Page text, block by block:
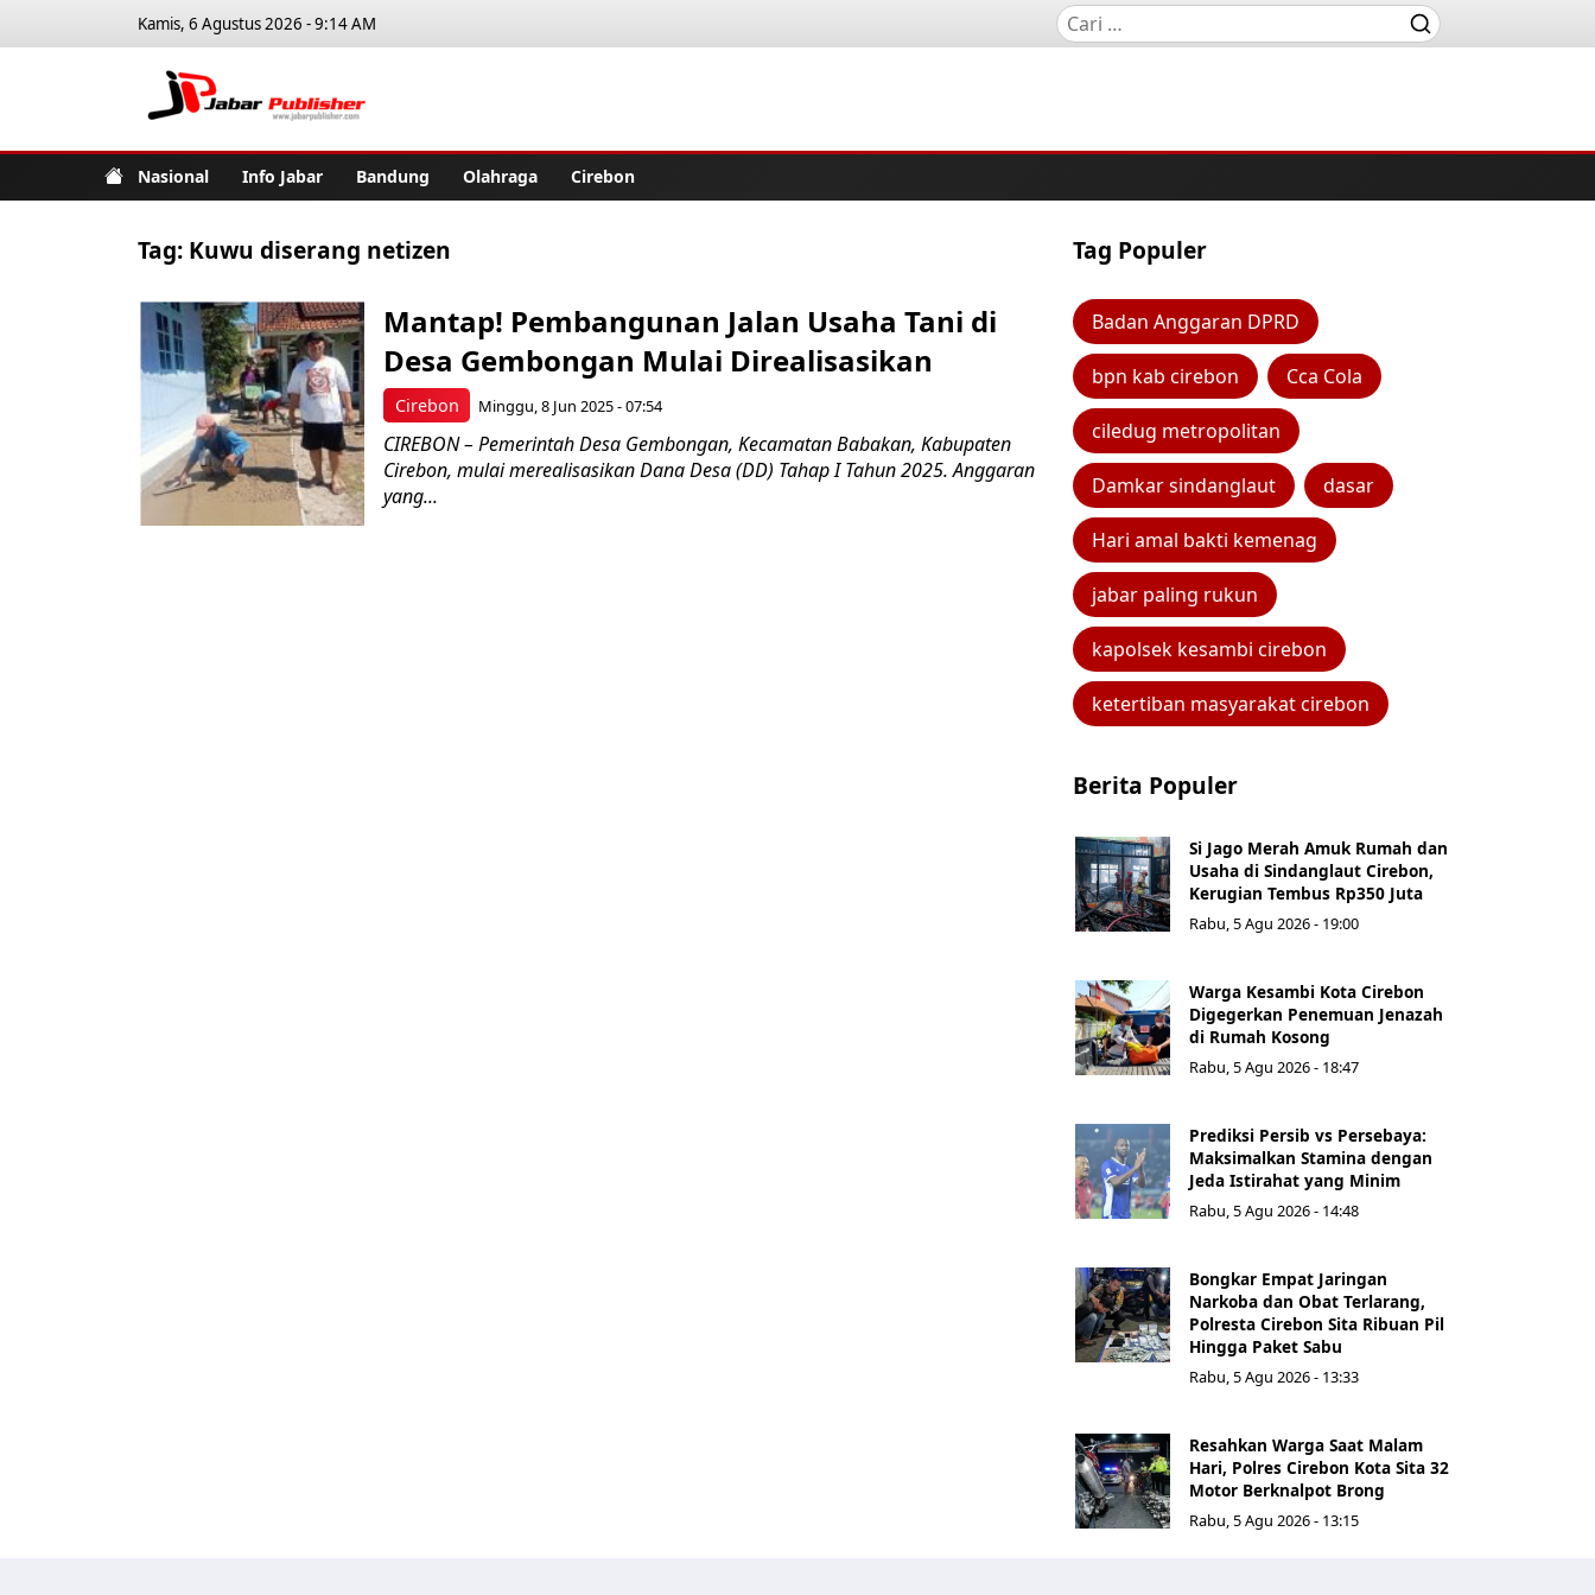
Kamis, 6 Agustus 2026 - 9:14 AM
Nasional Info Jabar Bandung Olahraga Cirebon
Tag: Kuwu diserang netizen
Cirebon
Mantap! Pembangunan Jalan Usaha Tani di
Desa Gembongan Mulai Direalisasikan
Minggu, 8 Jun 2025 - 07:54
CIREBON – Pemerintah Desa Gembongan, Kecamatan Babakan, Kabupaten
Cirebon, mulai merealisasikan Dana Desa (DD) Tahap I Tahun 2025. Anggaran
yang...
Tag Populer
Badan Anggaran DPRD
bpn kab cirebon Cca Cola
ciledug metropolitan
Damkar sindanglaut dasar
Hari amal bakti kemenag
jabar paling rukun
kapolsek kesambi cirebon
ketertiban masyarakat cirebon
Berita Populer
Si Jago Merah Amuk Rumah dan
Usaha di Sindanglaut Cirebon,
Kerugian Tembus Rp350 Juta
Rabu, 5 Agu 2026 - 19:00
Warga Kesambi Kota Cirebon
Digegerkan Penemuan Jenazah
di Rumah Kosong
Rabu, 5 Agu 2026 - 18:47
Prediksi Persib vs Persebaya:
Maksimalkan Stamina dengan
Jeda Istirahat yang Minim
Rabu, 5 Agu 2026 - 14:48
Bongkar Empat Jaringan
Narkoba dan Obat Terlarang,
Polresta Cirebon Sita Ribuan Pil
Hingga Paket Sabu
Rabu, 5 Agu 2026 - 13:33
Resahkan Warga Saat Malam
Hari, Polres Cirebon Kota Sita 32
Motor Berknalpot Brong
Rabu, 5 Agu 2026 - 13:15